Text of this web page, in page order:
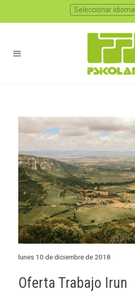
Seleccionar idioma
lunes 10 de diciembre de 2018
Oferta Trabajo Irun